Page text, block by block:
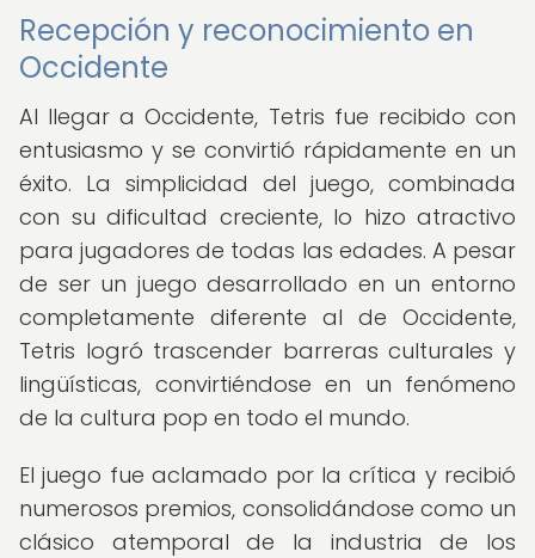
Recepción y reconocimiento en
Occidente
Al llegar a Occidente, Tetris fue recibido con
entusiasmo y se convirtió rápidamente en un
éxito. La simplicidad del juego, combinada
con su dificultad creciente, lo hizo atractivo
para jugadores de todas las edades. A pesar
de ser un juego desarrollado en un entorno
completamente diferente al de Occidente,
Tetris logró trascender barreras culturales y
lingüísticas, convirtiéndose en un fenómeno
de la cultura pop en todo el mundo.
El juego fue aclamado por la crítica y recibió
numerosos premios, consolidándose como un
clásico atemporal de la industria de los